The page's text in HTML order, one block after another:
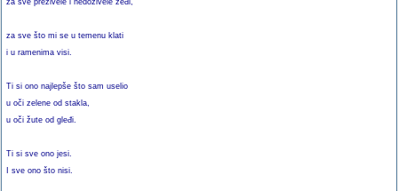
za sve preživele i nedoživele žeđi,
za sve što mi se u temenu klati
i u ramenima visi.
Ti si ono najlepše što sam uselio
u oči zelene od stakla,
u oči žute od gleđi.
Ti si sve ono jesi.
I sve ono što nisi.